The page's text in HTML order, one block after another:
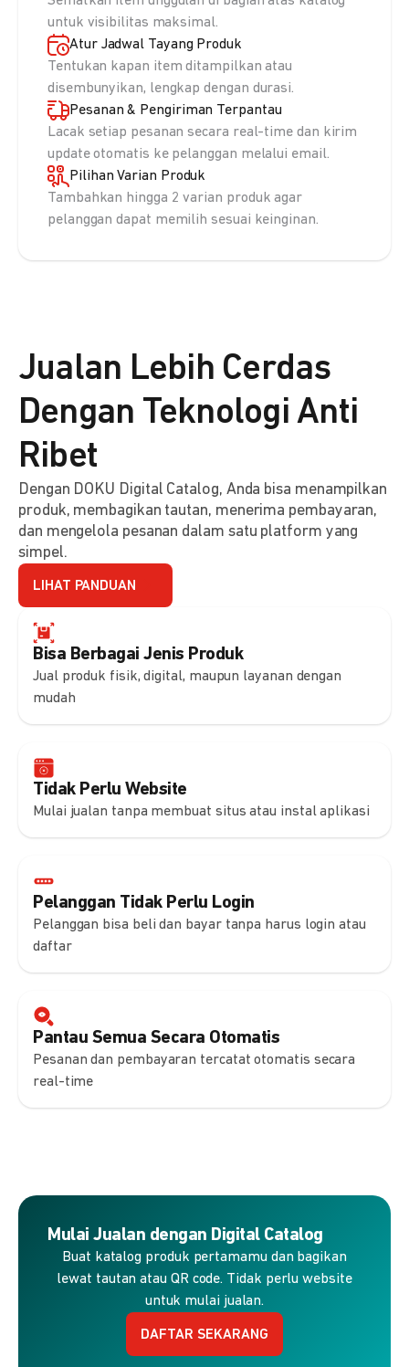
untuk visibilitas maksimal.
Atur Jadwal Tayang Produk
Tentukan kapan item ditampilkan atau
disembunyikan, lengkap dengan durasi.
Pesanan & Pengiriman Terpantau
Lacak setiap pesanan secara real-time dan kirim
update otomatis ke pelanggan melalui email.
Pilihan Varian Produk
Tambahkan hingga 2 varian produk agar
pelanggan dapat memilih sesuai keinginan.
Bisa Berbagai Jenis Produk
Jual produk fisik, digital, maupun layanan dengan
mudah
Tidak Perlu Website
Mulai jualan tanpa membuat situs atau instal aplikasi
Pelanggan Tidak Perlu Login
Pelanggan bisa beli dan bayar tanpa harus login atau
daftar
Pantau Semua Secara Otomatis
Pesanan dan pembayaran tercatat otomatis secara
real-time
Jualan Lebih Cerdas
Dengan Teknologi Anti
Ribet
Dengan DOKU Digital Catalog, Anda bisa menampilkan
produk, membagikan tautan, menerima pembayaran,
dan mengelola pesanan dalam satu platform yang
simpel.
LIHAT PANDUAN
Mulai Jualan dengan Digital Catalog
Buat katalog produk pertamamu dan bagikan
lewat tautan atau QR code. Tidak perlu website
untuk mulai jualan.
DAFTAR SEKARANG